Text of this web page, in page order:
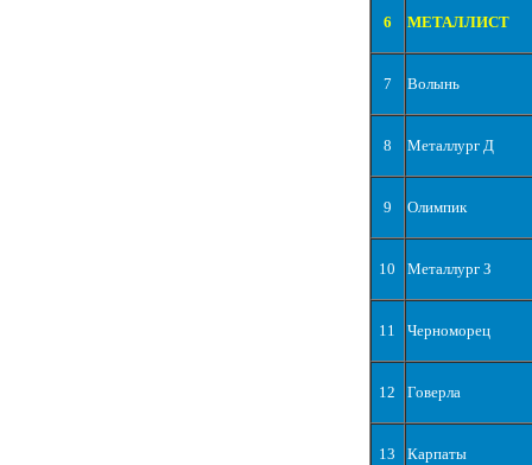
6 МЕТАЛЛИСТ
7 Волынь
8 Металлург Д
9 Олимпик
10 Металлург З
11 Черноморец
12 Говерла
13 Карпаты